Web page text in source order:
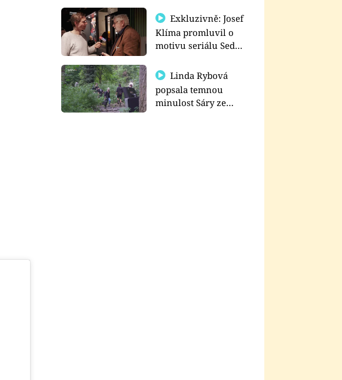
prima+
Exkluzivně: Josef
Klíma promluvil o
motivu seriálu Sedm
Linda Rybová
popsala temnou
minulost Sáry ze